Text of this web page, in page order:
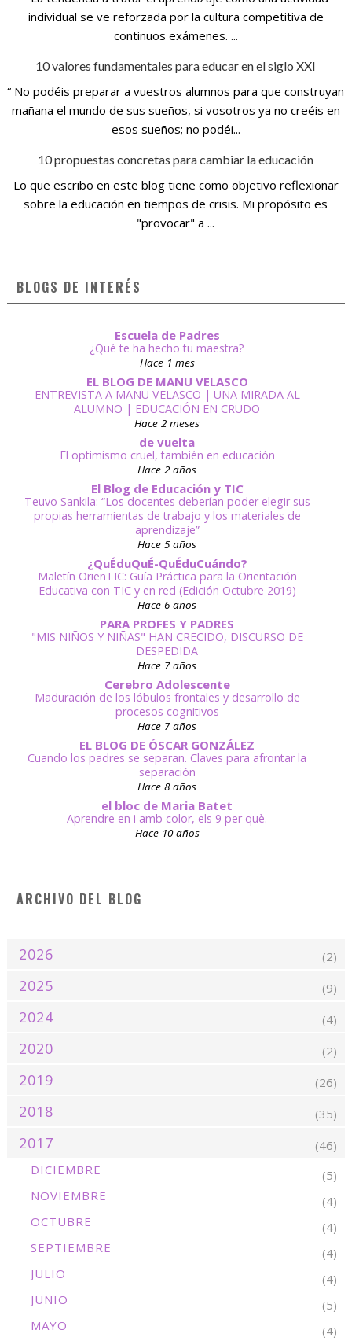
individual se ve reforzada por la cultura competitiva de
continuos exámenes. ...
10 valores fundamentales para educar en el siglo XXI
“ No podéis preparar a vuestros alumnos para que construyan
mañana el mundo de sus sueños, si vosotros ya no creéis en
esos sueños; no podéi...
10 propuestas concretas para cambiar la educación
Lo que escribo en este blog tiene como objetivo reflexionar
sobre la educación en tiempos de crisis. Mi propósito es
"provocar" a ...
BLOGS DE INTERÉS
Escuela de Padres
¿Qué te ha hecho tu maestra?
Hace 1 mes
EL BLOG DE MANU VELASCO
ENTREVISTA A MANU VELASCO | UNA MIRADA AL
ALUMNO | EDUCACIÓN EN CRUDO
Hace 2 meses
de vuelta
El optimismo cruel, también en educación
Hace 2 años
El Blog de Educación y TIC
Teuvo Sankila: “Los docentes deberían poder elegir sus
propias herramientas de trabajo y los materiales de
aprendizaje”
Hace 5 años
¿QuÉduQuÉ-QuÉduCuándo?
Maletín OrienTIC: Guía Práctica para la Orientación
Educativa con TIC y en red (Edición Octubre 2019)
Hace 6 años
PARA PROFES Y PADRES
"MIS NIÑOS Y NIÑAS" HAN CRECIDO, DISCURSO DE
DESPEDIDA
Hace 7 años
Cerebro Adolescente
Maduración de los lóbulos frontales y desarrollo de
procesos cognitivos
Hace 7 años
EL BLOG DE ÓSCAR GONZÁLEZ
Cuando los padres se separan. Claves para afrontar la
separación
Hace 8 años
el bloc de Maria Batet
Aprendre en i amb color, els 9 per què.
Hace 10 años
ARCHIVO DEL BLOG
2026 (2)
2025 (9)
2024 (4)
2020 (2)
2019 (26)
2018 (35)
2017
(46)
DICIEMBRE
(5)
NOVIEMBRE
(4)
OCTUBRE
(4)
SEPTIEMBRE
(4)
JULIO
(4)
JUNIO
(5)
MAYO
(4)